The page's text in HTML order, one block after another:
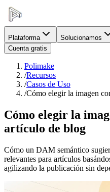
Plataforma Solucionamos
Cuenta gratis
Polimake
/Recursos
/Casos de Uso
/Cómo elegir la imagen
Cómo elegir la
artículo de blog
Cómo un DAM semántico
relevantes para artículos
agilizando la publicación sin